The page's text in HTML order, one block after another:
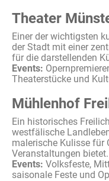
Theater
Einer der wichtigsten
der Stadt mit einer
für die darstellenden
Events:
Theaterstücke und
Mühlenhof
Ein historisches
westfälische
malerische Kulisse für
Veranstaltungen bietet.
Events: Volksfeste,
saisonale Feste und